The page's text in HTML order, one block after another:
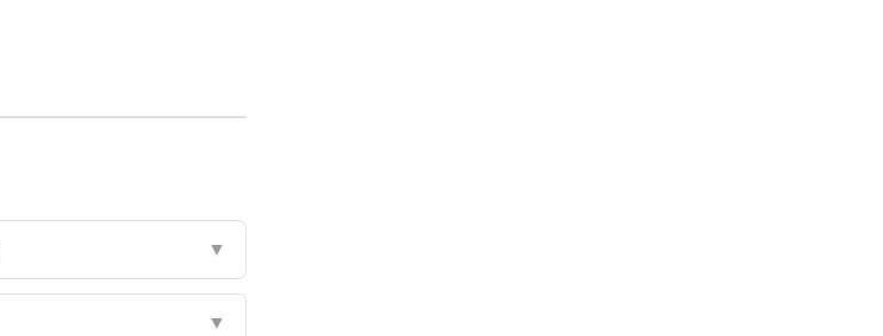
▼
▼